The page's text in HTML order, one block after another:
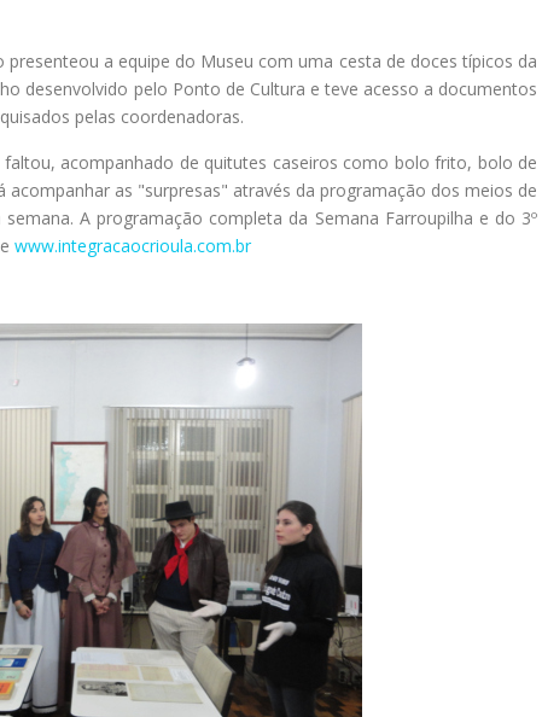
presenteou a equipe do Museu com uma cesta de doces típicos da
desenvolvido pelo Ponto de Cultura e teve acesso a documentos
pelas coordenadoras.
acompanhado de quitutes caseiros como bolo frito, bolo de
as "surpresas" através da programação dos meios de
A programação completa da Semana Farroupilha e do 3º
www.integracaocrioula.com.br